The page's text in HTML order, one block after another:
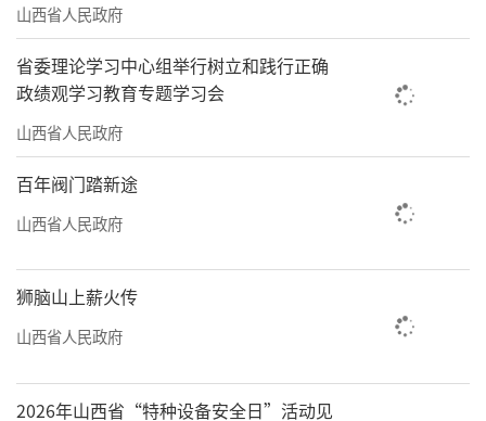
习近平总书记提出“要切实保护好、治理
好汾河，再现古晋阳汾河晚渡的美景，让一泓
清水入黄河”。牢记领袖嘱托，近年来，太原
市坚决扛牢汾河流域太原段生态环境保护的政
治责任，坚持上下游、干支流、左右岸、水陆
域一体谋划，治污、调水、清淤、增湿、绿岸
一体实施，扎实推进“一泓清水入黄河”生态
保护工程，全力做好治水兴水大文章，汾河太
原段水质不断提升。2025年，太原市52个“一
泓清水入黄河”项目全部投运，6个国考断面水
质稳定达标；3项地下水超采治理工程全面完
山西省人民政府
省委理论学习中心组举行树立和践行正确
政绩观学习教育专题学习会
山西省人民政府
百年阀门踏新途
山西省人民政府
狮脑山上薪火传
山西省人民政府
2026年山西省“特种设备安全日”活动见